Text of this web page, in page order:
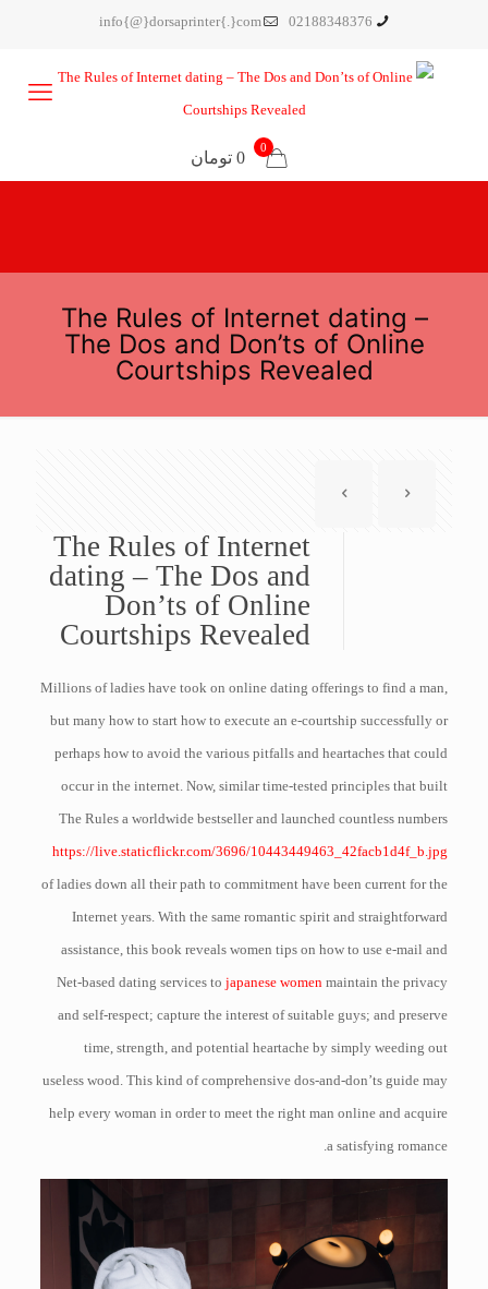
02188348376
info{@}dorsaprinter{.}com
0
0 تومان
The Rules of Internet dating –
The Dos and Don’ts of Online
Courtships Revealed
The Rules of Internet
dating – The Dos and
Don’ts of Online
Courtships Revealed
Millions of ladies have took on online dating offerings to find a man,
but many how to start how to execute an e-courtship successfully or
perhaps how to avoid the various pitfalls and heartaches that could
occur in the internet. Now, similar time-tested principles that built
The Rules a worldwide bestseller and launched countless numbers
https://live.staticflickr.com/3696/10443449463_42facb1d4f_b.jpg
of ladies down all their path to commitment have been current for the
Internet years. With the same romantic spirit and straightforward
assistance, this book reveals women tips on how to use e-mail and
Net-based dating services tojapanese women maintain the privacy
and self-respect; capture the interest of suitable guys; and preserve
time, strength, and potential heartache by simply weeding out
useless wood. This kind of comprehensive dos-and-don’ts guide may
help every woman in order to meet the right man online and acquire
a satisfying romance.